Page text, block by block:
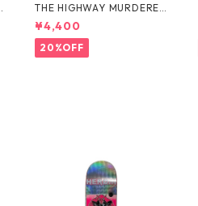
THE HIGHWAY MURDERER
S Back-Logo Tee -White
¥4,400
20%OFF